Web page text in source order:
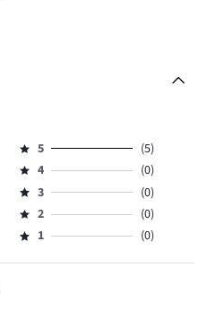
Hodnotenie
5,
počet
hlasov
5.
5
(5)
Hodnotenie
4,
počet
hlasov
4
(0)
Hodnotenie
3,
počet
3
(0)
Hodnotenie
2,
2
(0)
Hodnotenie
1,
1 (0)